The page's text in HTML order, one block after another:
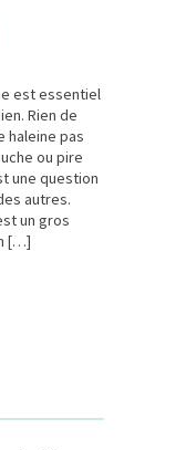
est essentiel
Rien de
haleine pas
ou pire
une question
autres.
un gros
[…]